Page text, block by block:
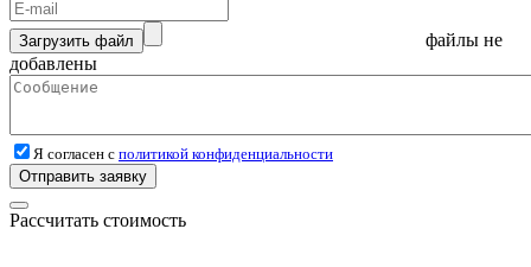
Загрузить файл
файлы не
добавлены
Я согласен с политикой конфиденциальности
Отправить заявку
Рассчитать стоимость